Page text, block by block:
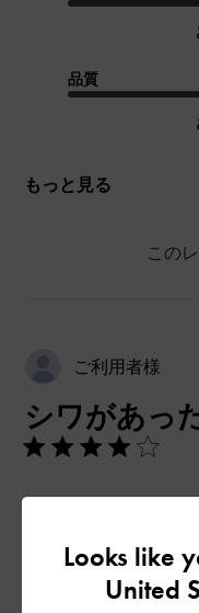
品質
もっと見る
この
ご利用者様
シワがあった
サイズ: その他（シュー
デザイン
Looks like
United